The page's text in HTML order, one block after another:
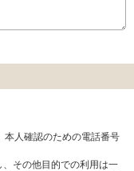
人確認のための電話番号
その他目的での利用は一